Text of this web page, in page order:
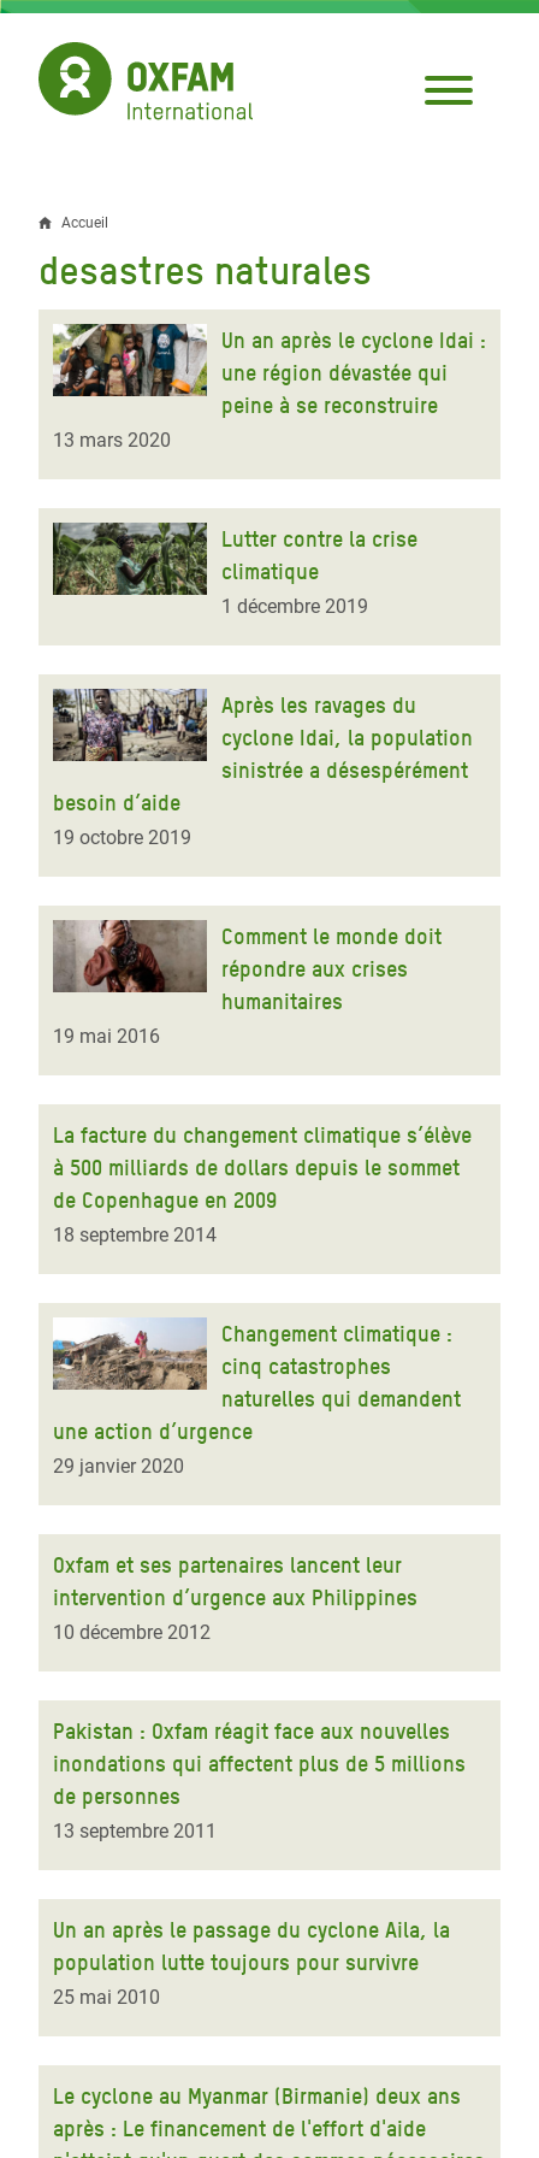
Aller
contenu
principal
Fil
d'Ariane
Accueil
desastres naturales
Un an après le cyclone Idai :
une région dévastée qui
peine à se reconstruire
13 mars 2020
Lutter contre la crise
climatique
1 décembre 2019
Après les ravages du
cyclone Idai, la population
sinistrée a désespérément
besoin d’aide
19 octobre 2019
Comment le monde doit
répondre aux crises
humanitaires
19 mai 2016
La facture du changement climatique s’élève
à 500 milliards de dollars depuis le sommet
de Copenhague en 2009
18 septembre 2014
Changement climatique :
cinq catastrophes
naturelles qui demandent
une action d’urgence
29 janvier 2020
Oxfam et ses partenaires lancent leur
intervention d’urgence aux Philippines
10 décembre 2012
Pakistan : Oxfam réagit face aux nouvelles
inondations qui affectent plus de 5 millions
de personnes
13 septembre 2011
Un an après le passage du cyclone Aila, la
population lutte toujours pour survivre
25 mai 2010
Le cyclone au Myanmar (Birmanie) deux ans
après : Le financement de l'effort d'aide